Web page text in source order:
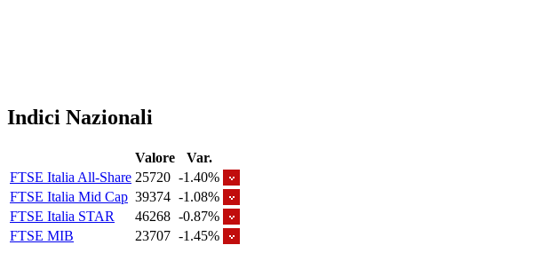
Indici Nazionali
Valore
Var.
FTSE Italia All-Share 25720 -1.40%
FTSE Italia Mid Cap 39374 -1.08%
FTSE Italia STAR
46268 -0.87%
FTSE MIB
23707 -1.45%